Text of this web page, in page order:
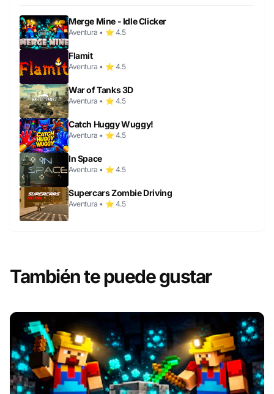
Merge Mine - Idle Clicker
Aventura • ⭐ 4.5
Flamit
Aventura • ⭐ 4.5
War of Tanks 3D
Aventura • ⭐ 4.5
Catch Huggy Wuggy!
Aventura • ⭐ 4.5
In Space
Aventura • ⭐ 4.5
Supercars Zombie Driving
Aventura • ⭐ 4.5
También te puede gustar